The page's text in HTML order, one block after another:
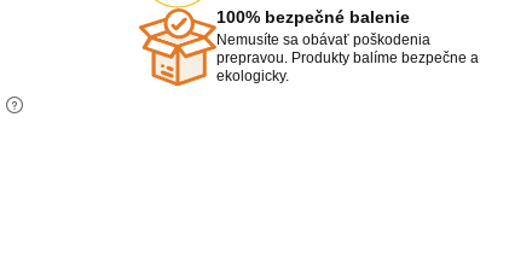
100% bezpečné balenie
Nemusíte sa obávať poškodenia
prepravou. Produkty balíme bezpečne a
ekologicky.